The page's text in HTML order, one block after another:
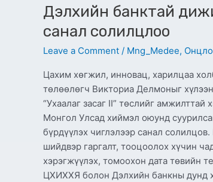
Дэлхийн банктай
санал солилцлоо
Leave a Comment / Mng_Medee,
Цахим хөгжил, инновац, харилцаа
төлөөлөгч Викториа Делмоныг
“Ухаалаг засаг II” төслийг
Монгол Улсад хиймэл оюунд
бүрдүүлэх чиглэлээр санал
шийдвэр гаргалт, тооцоолох хүчин
хэрэгжүүлэх, томоохон дата төвийн
ЦХИХХЯ болон Дэлхийн банкны дунд